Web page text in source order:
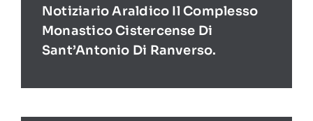
Notiziario Araldico Il Complesso
Monastico Cistercense Di
Sant’Antonio Di Ranverso.